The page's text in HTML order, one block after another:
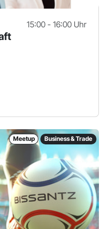
15:00 - 16:00 Uhr
Meetup Business & Trade